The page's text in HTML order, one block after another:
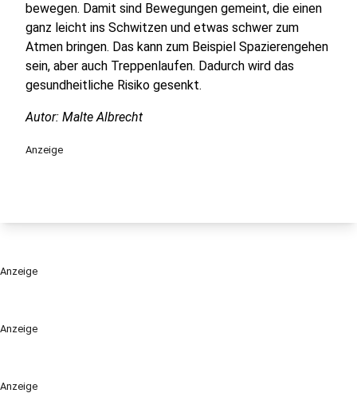
Anzeige
Anzeige
bewegen. Damit sind Bewegungen gemeint, die einen
ganz leicht ins Schwitzen und etwas schwer zum
Atmen bringen. Das kann zum Beispiel Spazierengehen
sein, aber auch Treppenlaufen. Dadurch wird das
gesundheitliche Risiko gesenkt.
Autor: Malte Albrecht
Anzeige
Anzeige